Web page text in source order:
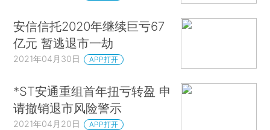
安信信托2020年继续巨亏67
亿元 暂逃退市一劫
2021年04月30日 APP打开
*ST安通重组首年扭亏转盈 申
请撤销退市风险警示
2021年04月20日 APP打开